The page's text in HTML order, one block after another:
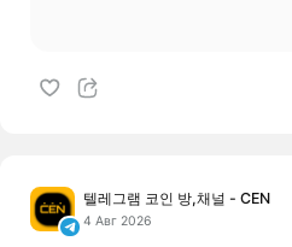
텔레그램 코인 방,채널 - CEN
4 Авг 2026